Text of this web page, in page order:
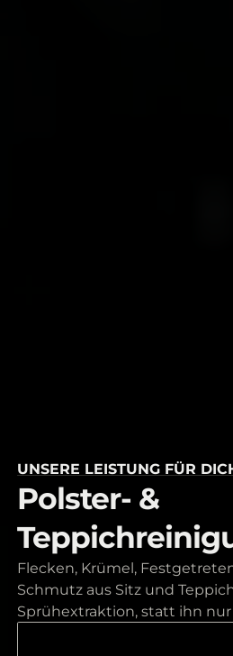
UNSERE LEISTUNG FÜR
Polster- &
Flecken, Krümel,
Schmutz aus Sitz und
Sprühextraktion, statt ihn